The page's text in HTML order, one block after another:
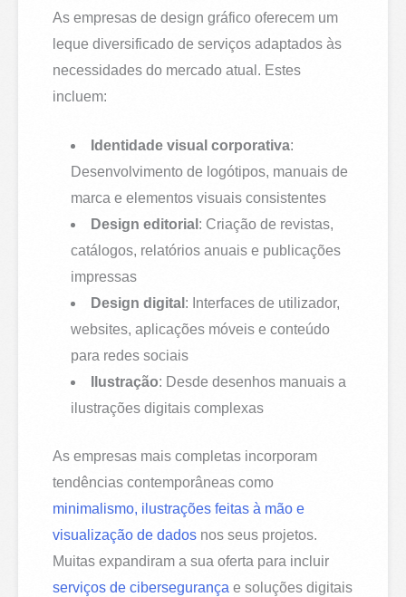
As empresas de design gráfico oferecem um
leque diversificado de serviços adaptados às
necessidades do mercado atual. Estes
incluem:
Identidade visual corporativa:
Desenvolvimento de logótipos, manuais de
marca e elementos visuais consistentes
Design editorial : Criação de revistas,
catálogos, relatórios anuais e publicações
impressas
Design digital : Interfaces de utilizador,
websites, aplicações móveis e conteúdo
para redes sociais
Ilustração: Desde desenhos manuais a
ilustrações digitais complexas
As empresas mais completas incorporam
tendências contemporâneas como
minimalismo, ilustrações feitas à mão e
visualização de dados nos seus projetos.
Muitas expandiram a sua oferta para incluir
serviços de cibersegurança e soluções digitais